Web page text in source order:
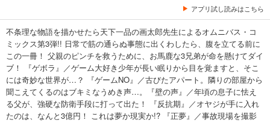
アプリ試し読みはこちら
不条理な物語を描かせたら天下一品の画太郎先生によるオムニバス・コ
ミックス第3弾!! 日常で筋の通らぬ事態に出くわしたら、腹を立てる前に
この一冊！ 父親のピンチを救うために、お馬鹿な3兄弟が命を懸けてダイ
ブ！ 『ゲボラ』／ゲーム大好き少年が長い眠りから目を覚ますと、そこ
には奇妙な世界が…？ 『ゲームNO』／古びたアパート。隣りの部屋から
聞こえてくるのはブキミなうめき声…。『壁の声』／年頃の息子に怯え
る父が、強硬な防衛手段に打って出た！ 『反抗期』／オヤジが手に入れ
たのは、なんと3億円！ これは夢か現実か!? 『正夢』／事故現場を撮影